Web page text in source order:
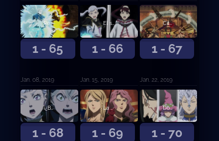
1 - 65
Regresamos
Jan. 08, 2019
1 - 66
El secreto de Ojo de la Noche Blanca
Jan. 15, 2019
1 - 67
Cita doble en el festival
Jan. 22, 2019
1 - 68
¡¿Batalla a Muerte?! Yami contra Jack
1 - 69
La melancolía de la rosa salvaje
1 - 70
Dos caras nuevas